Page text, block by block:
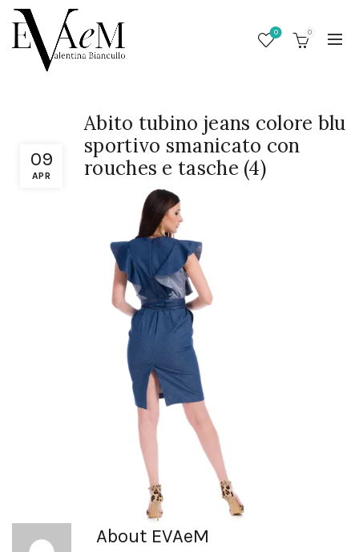
0 0
09
APR
Abito tubino jeans colore blu
sportivo smanicato con
rouches e tasche (4)
About EVAeM